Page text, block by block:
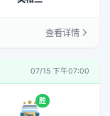
查看详情
07/15 下午07:00
胜